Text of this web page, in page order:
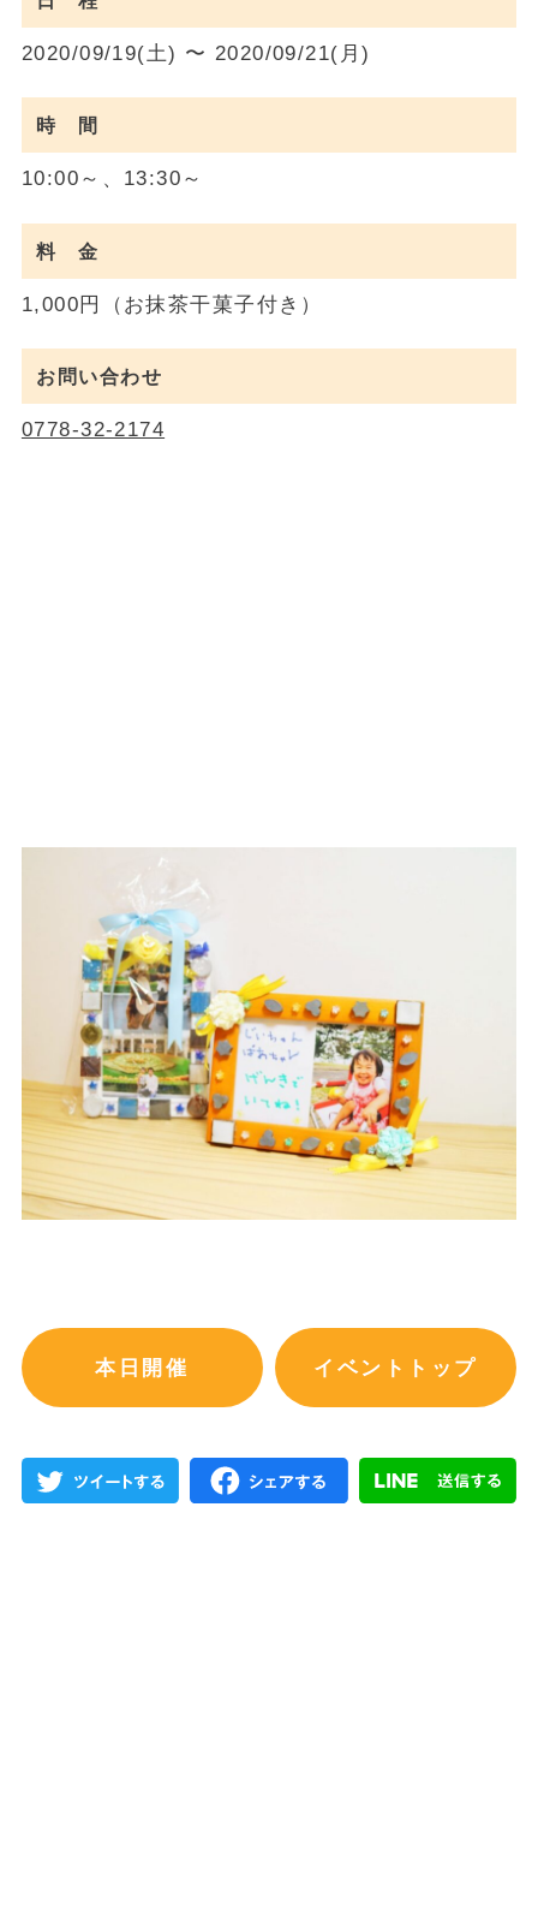
2020/09/19(土) 〜 2020/09/21(月)
時 間
10:00～、13:30～
料 金
1,000円（お抹茶干菓子付き）
お問い合わせ
0778-32-2174
本日開催 イベントトップ